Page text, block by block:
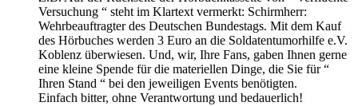
Versuchung “ steht im Klartext vermerkt: Schirmherr:
Wehrbeauftragter des Deutschen Bundestags. Mit dem Kauf
des Hörbuches werden 3 Euro an die Soldatentumorhilfe e.V.
Koblenz überwiesen. Und, wir, Ihre Fans, gaben Ihnen gerne
eine kleine Spende für die materiellen Dinge, die Sie für “
Ihren Stand “ bei den jeweiligen Events benötigten.
Einfach bitter, ohne Verantwortung und bedauerlich!